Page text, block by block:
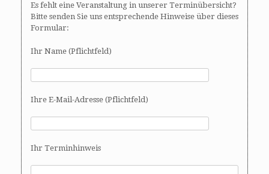
Es fehlt eine Veranstaltung in unserer Terminübersicht?
Bitte senden Sie uns entsprechende Hinweise über dieses
Formular:
Ihr Name (Pflichtfeld)
Ihre E-Mail-Adresse (Pflichtfeld)
Ihr Terminhinweis